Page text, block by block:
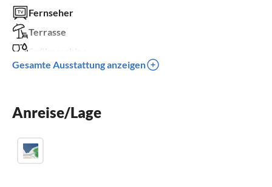
Fernseher
Terrasse
Kamin
Gesamte Ausstattung anzeigen
Anreise/Lage